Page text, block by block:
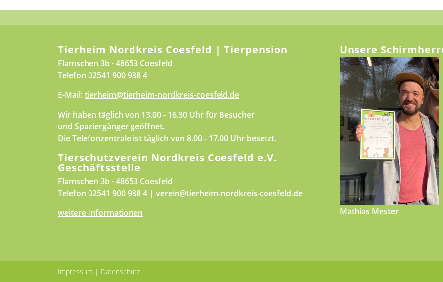
Tierheim Nordkreis Coesfeld | Tierpension
Flamschen 3b · 48653 Coesfeld
Telefon 02541 900 988 4
E-Mail:tierheim@tierheim-nordkreis-coesfeld.de
Wir haben täglich von 13.00 - 16.30 Uhr für Besucher
und Spaziergänger geöffnet.
Die Telefonzentrale ist täglich von 8.00 - 17.00 Uhr besetzt.
Tierschutzverein Nordkreis Coesfeld e.V.
Geschäftsstelle
Flamschen 3b · 48653 Coesfeld
Telefon 02541 900 988 4 | verein@tierheim-nordkreis-coesfeld.de
weitere Informationen
Unsere
Mathias Mester
Impressum | Datenschutz